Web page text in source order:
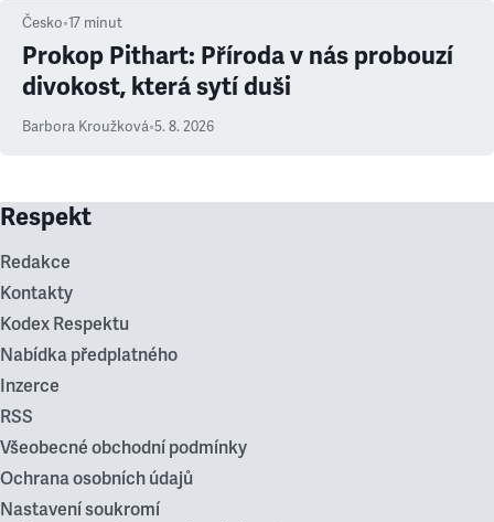
Česko•17 minut
Prokop Pithart: Příroda v nás probouzí
divokost, která sytí duši
Barbora Kroužková•5. 8. 2026
Respekt
Redakce
Kontakty
Kodex Respektu
Nabídka předplatného
Inzerce
RSS
Všeobecné obchodní podmínky
Ochrana osobních údajů
Nastavení soukromí